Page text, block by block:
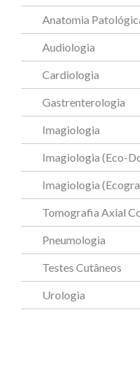
Anatomia
Audiologia
Cardiologia
Gastrenterologia
Imagiologia
Imagiologia (Eco-
Imagiologia
Tomografia Axial
Pneumologia
Testes Cutâneos
Urologia